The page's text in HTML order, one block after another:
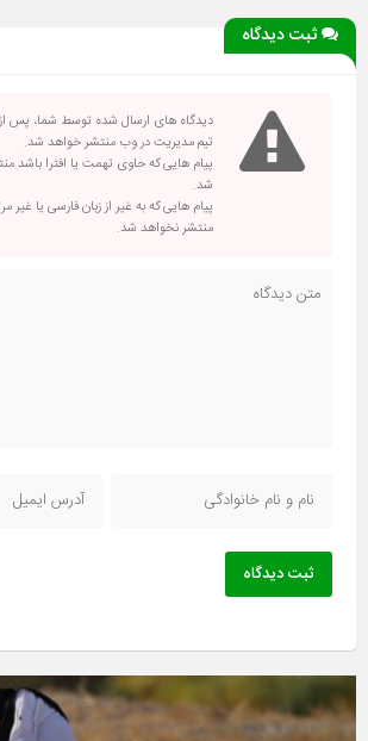
ثبت دیدگاه
دیدگاه های ارسال شده توسط شما، پس
تیم مدیریت در وب منتشر خواهد شد.
پیام هایی که حاوی تهمت یا افترا باشد
شد.
پیام هایی که به غیر از زبان فارسی یا غیر
منتشر نخواهد شد.
ثبت دیدگاه